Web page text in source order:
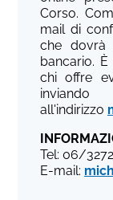
Corso.
mail di
che dovrà
bancario.
chi offre
all'indirizzo
Tel: 06/
E-mail: